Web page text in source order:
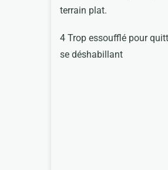
terrain plat.
4 Trop essoufflé pour
se déshabillant